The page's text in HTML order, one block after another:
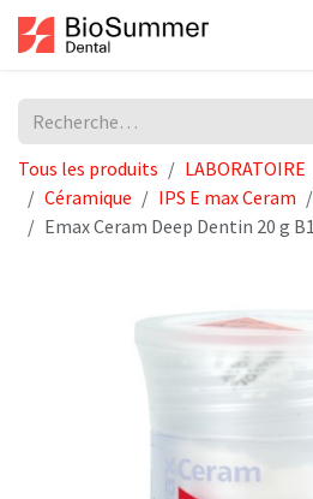
Se rendre au contenu
Tous les produits LABORATOIRE
Céramique
IPS E max Ceram
Emax Ceram Deep Dentin 20 g B1